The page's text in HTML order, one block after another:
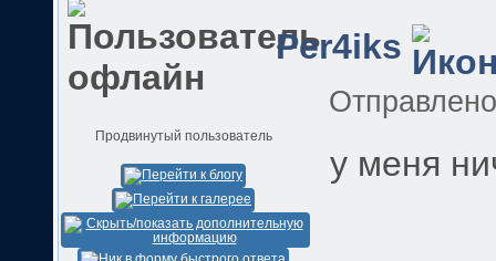
Per4iks
Продвинутый пользователь
у меня